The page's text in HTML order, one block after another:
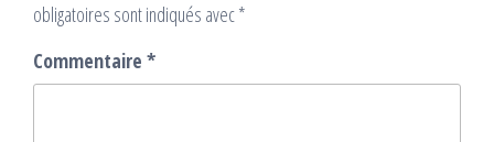
obligatoires sont indiqués avec*
Commentaire *